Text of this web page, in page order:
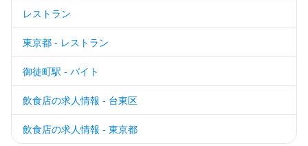
レストラン
東京都 - レストラン
御徒町駅 - バイト
飲食店の求人情報 - 台東区
飲食店の求人情報 - 東京都